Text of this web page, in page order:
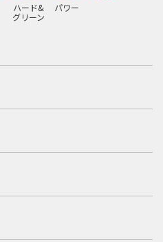
ハード&
グリーン
パワー